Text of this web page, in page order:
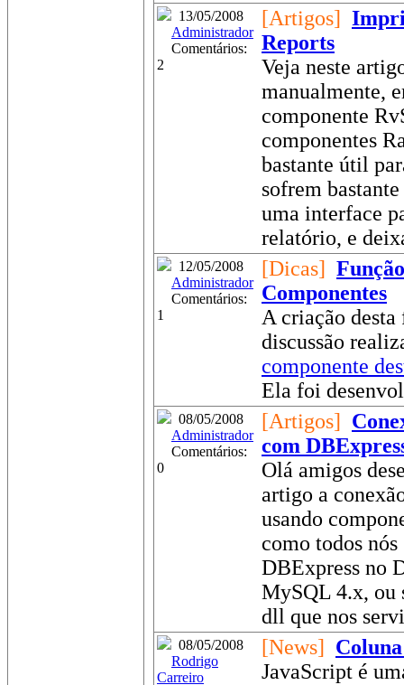
13/05/2008
Administrador
Comentários:
2
[Artigos]
Reports
Veja neste
manualmente,
componente
componentes
bastante útil
sofrem
uma interface
relatório, e
12/05/2008
Administrador
Comentários:
1
[Dicas]
Componentes
A criação
discussão
componente
Ela foi
08/05/2008
Administrador
Comentários:
0
[Artigos]
com
Olá amigos
artigo a
usando
como todos
DBExpress no
MySQL 4.x, ou
dll que nos
08/05/2008
Rodrigo
Carreiro
[News]
JavaScript é